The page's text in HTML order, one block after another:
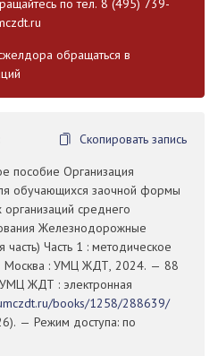
по тел. 8 (495) 739-
обращаться в
Скопировать запись
пособие Организация
обучающихся заочной формы
среднего
Железнодорожные
часть) Часть 1 : методическое
Москва : УМЦ ЖДТ, 2024. — 88
ЖДТ : электронная
books/1258/288639/
— Режим доступа: по